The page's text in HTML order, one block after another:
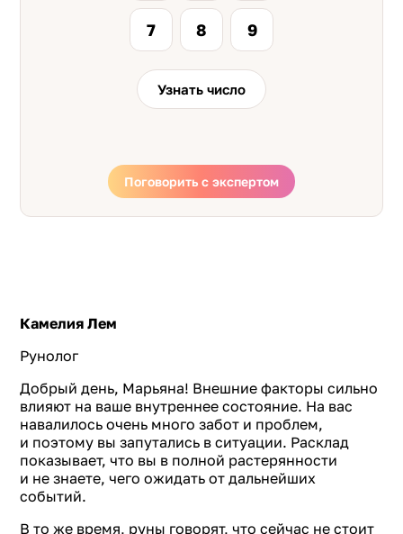
7 8 9
Узнать число
Поговорить с экспертом
Камелия Лем
Рунолог
Добрый день, Марьяна! Внешние факторы сильно
влияют на ваше внутреннее состояние. На вас
навалилось очень много забот и проблем,
и поэтому вы запутались в ситуации. Расклад
показывает, что вы в полной растерянности
и не знаете, чего ожидать от дальнейших
событий.
В то же время, руны говорят, что сейчас не стоит